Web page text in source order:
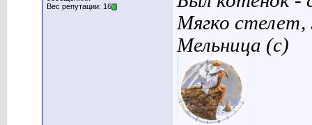
Вес репутации: 16
Мягко
Мельница (с)